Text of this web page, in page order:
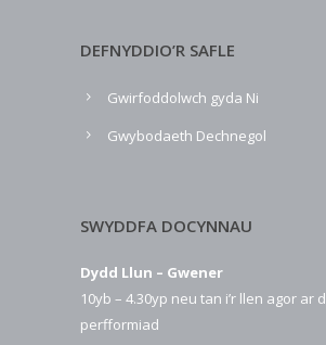
DEFNYDDIO’R SAFLE
Gwirfoddolwch gyda Ni
Gwybodaeth Dechnegol
SWYDDFA DOCYNNAU
Dydd Llun – Gwener
10yb – 4.30yp neu tan i’r llen agor ar
perfformiad